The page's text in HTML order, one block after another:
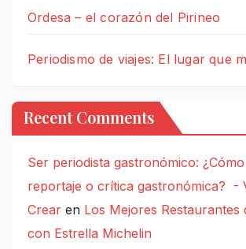
Ordesa – el corazón del Pirineo
Periodismo de viajes: El lugar que
Recent Comments
Ser periodista gastronómico:
reportaje o crítica gastronómica? -
Crear en Los Mejores Restaurantes
con Estrella Michelin